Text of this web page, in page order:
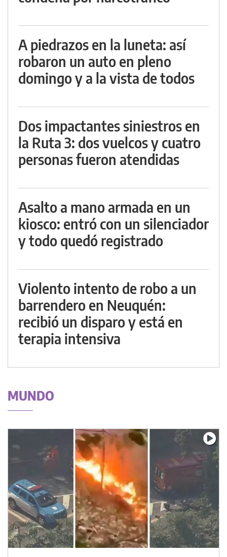
A piedrazos en la luneta: así
robaron un auto en pleno
domingo y a la vista de todos
Dos impactantes siniestros en
la Ruta 3: dos vuelcos y cuatro
personas fueron atendidas
Asalto a mano armada en un
kiosco: entró con un silenciador
y todo quedó registrado
Violento intento de robo a un
barrendero en Neuquén:
recibió un disparo y está en
terapia intensiva
MUNDO